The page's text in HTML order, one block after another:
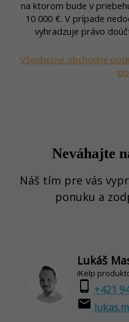
na ktorom bude v
10 000 €. V prípade
vyhradzuje právo
Všeobecné obchodné
Neváhajte
Náš tím pre vás
ponuku a
Lukáš
iKelp
phone_android +421
email